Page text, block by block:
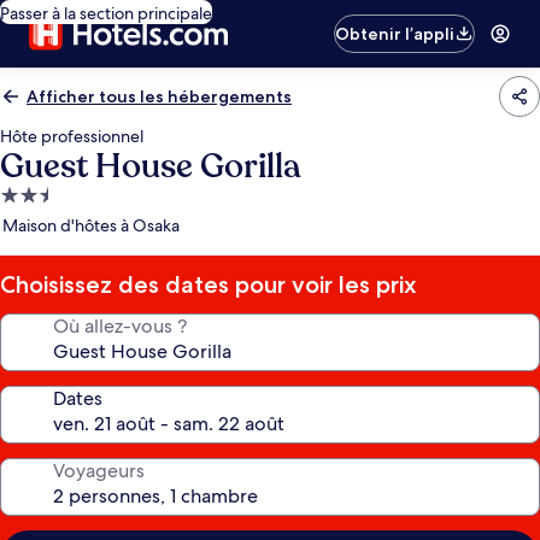
Passer à la section principale
Obtenir l’appli
Afficher tous les hébergements
Hôte professionnel
Guest House Gorilla
Hébergement
2.5 étoiles
Maison d'hôtes à Osaka
Choisissez des dates pour voir les prix
Où allez-vous ?
Dates
Voyageurs